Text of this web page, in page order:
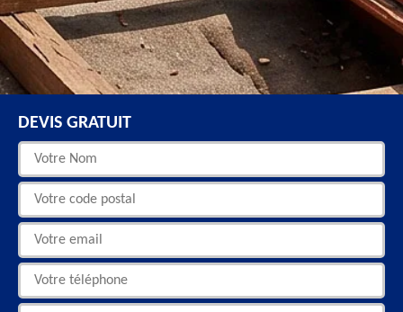
DEVIS GRATUIT